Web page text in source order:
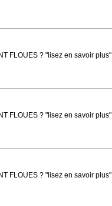
FLOUES ? "lisez en savoir plus"
FLOUES ? "lisez en savoir plus"
FLOUES ? "lisez en savoir plus"